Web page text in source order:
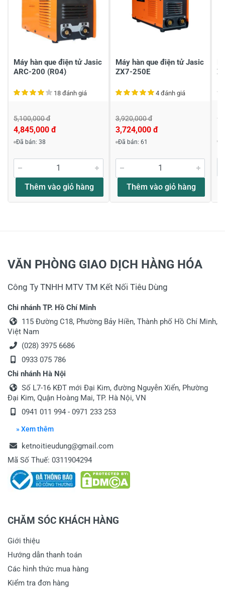
Gửi nhận xét
Máy hàn que điện tử Jasic
ARC-200 (R04)
18 đánh giá
5,100,000 đ
4,845,000 đ
Đã bán: 38
Thêm vào giỏ hàng
Máy hàn que điện tử Jasic
ZX7-250E
4 đánh giá
3,920,000 đ
3,724,000 đ
Đã bán: 61
Thêm vào giỏ hàng
VĂN PHÒNG GIAO DỊCH HÀNG HÓA
Công Ty TNHH MTV TM Kết Nối Tiêu Dùng
Chi nhánh TP. Hồ Chí Minh
115 Đường C18, Phường Bảy Hiền, Thành phố Hồ Chí Minh,
Việt Nam
(028) 3975 6686
0933 075 786
Chi nhánh Hà Nội
Số L7-16 KĐT mới Đại Kim, đường Nguyễn Xiển, Phường
Đại Kim, Quận Hoàng Mai, TP. Hà Nội, VN
0941 011 994 - 0971 233 253
» Xem thêm
ketnoitieudung@gmail.com
Mã Số Thuế: 0311904294
CHĂM SÓC KHÁCH HÀNG
Giới thiệu
Hướng dẫn thanh toán
Các hình thức mua hàng
Kiểm tra đơn hàng